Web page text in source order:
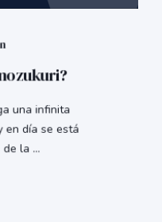
una infinita
en día se está
la ...